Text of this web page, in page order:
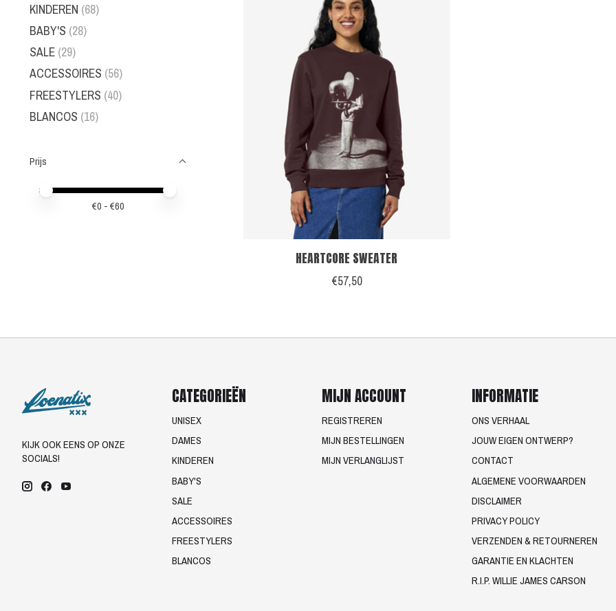
KINDEREN (68)
BABY'S (28)
SALE (29)
ACCESSOIRES (56)
FREESTYLERS (40)
BLANCOS (16)
Prijs
Minimale prijswaarde
Price maximum value
€0 - €60
HEARTCORE SWEATER
€57,50
KIJK OOK EENS OP ONZE
SOCIALS!
CATEGORIEËN
UNISEX
DAMES
KINDEREN
BABY'S
SALE
ACCESSOIRES
FREESTYLERS
BLANCOS
MIJN ACCOUNT
REGISTREREN
MIJN BESTELLINGEN
MIJN VERLANGLIJST
INFORMATIE
ONS VERHAAL
JOUW EIGEN ONTWERP?
CONTACT
ALGEMENE VOORWAARDEN
DISCLAIMER
PRIVACY POLICY
VERZENDEN & RETOURNEREN
GARANTIE EN KLACHTEN
R.I.P. WILLIE JAMES CARSON